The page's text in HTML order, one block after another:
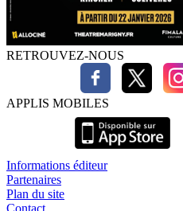
RETROUVEZ-NOUS
APPLIS MOBILES
Informations éditeur
Partenaires
Plan du site